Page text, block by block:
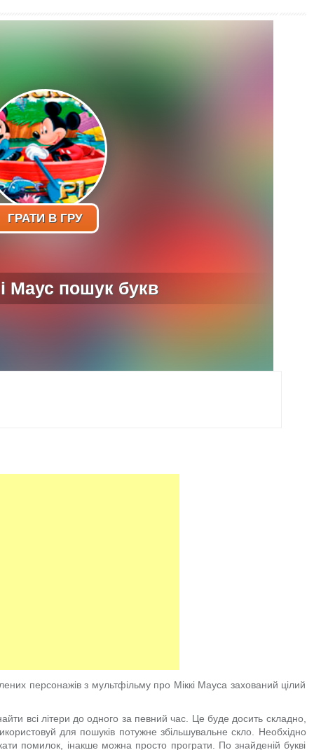
ГРАТИ В ГРУ
Маус пошук букв
персонажів з мультфільму про Міккі Мауса захований цілий
всі літери до одного за певний час. Це буде досить складно,
для пошуків потужне збільшувальне скло. Необхідно
помилок, інакше можна просто програти. По знайденій букві